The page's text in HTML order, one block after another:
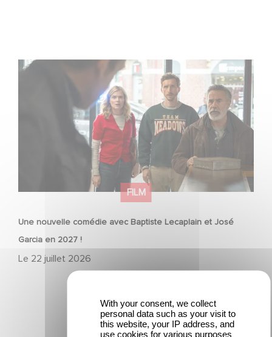
FILM
Une nouvelle comédie avec Baptiste Lecaplain et José
Garcia en 2027 !
Le 22 juillet 2026
Une nouvelle comédie avec Baptiste Lecaplain et José
Garcia en 2027 !
With your consent, we collect
personal data such as your visit to
this website, your IP address, and
use cookies for various purposes